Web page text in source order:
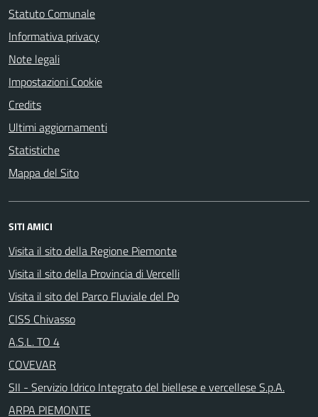
Statuto Comunale
Informativa privacy
Note legali
Impostazioni Cookie
Credits
Ultimi aggiornamenti
Statistiche
Mappa del Sito
SITI AMICI
Visita il sito della Regione Piemonte
Visita il sito della Provincia di Vercelli
Visita il sito del Parco Fluviale del Po
CISS Chivasso
A.S.L. TO 4
COVEVAR
SII - Servizio Idrico Integrato del biellese e vercellese S.p.A.
ARPA PIEMONTE